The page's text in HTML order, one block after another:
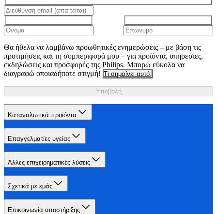
Θα ήθελα να λαμβάνω προωθητικές ενημερώσεις – με βάση τις
προτιμήσεις και τη συμπεριφορά μου – για προϊόντα, υπηρεσίες,
εκδηλώσεις και προσφορές της Philips. Μπορώ εύκολα να
διαγραφώ οποιαδήποτε στιγμή! Τι σημαίνει αυτό;
Υποβολή
Καταναλωτικά προϊόντα
Επαγγελματίες υγείας
Άλλες επιχειρηματικές λύσεις
Σχετικά με εμάς
Επικοινωνία υποστήριξης